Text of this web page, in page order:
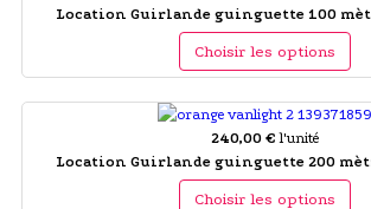
Location Guirlande guinguette 100
Choisir les options
240,00 € l'unité
Location Guirlande guinguette 200
Choisir les options